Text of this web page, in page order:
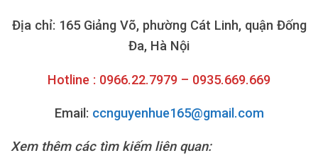
Địa chỉ: 165 Giảng Võ, phường Cát Linh, quận Đống
Đa, Hà Nội
Hotline : 0966.22.7979 – 0935.669.669
Email: ccnguyenhue165@gmail.com
Xem thêm các tìm kiếm liên quan: